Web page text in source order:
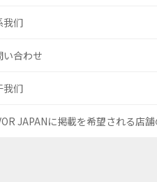
我们
い合わせ
我们
JAPANに掲載を希望される店